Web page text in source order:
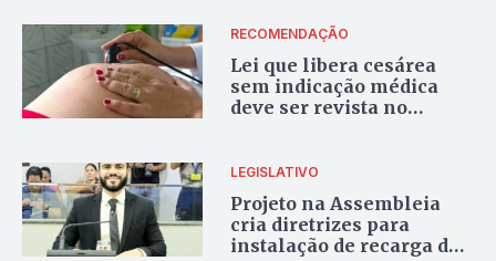
RECOMENDAÇÃO
Lei que libera cesárea
sem indicação médica
deve ser revista no
LEGISLATIVO
Projeto na Assembleia
cria diretrizes para
instalação de recarga de